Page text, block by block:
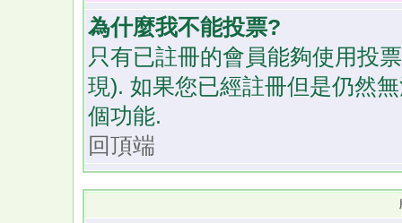
為什麼我不能投票?
只有已註冊的會員能夠使用投
現). 如果您已經註冊但是仍然
個功能.
回頂端